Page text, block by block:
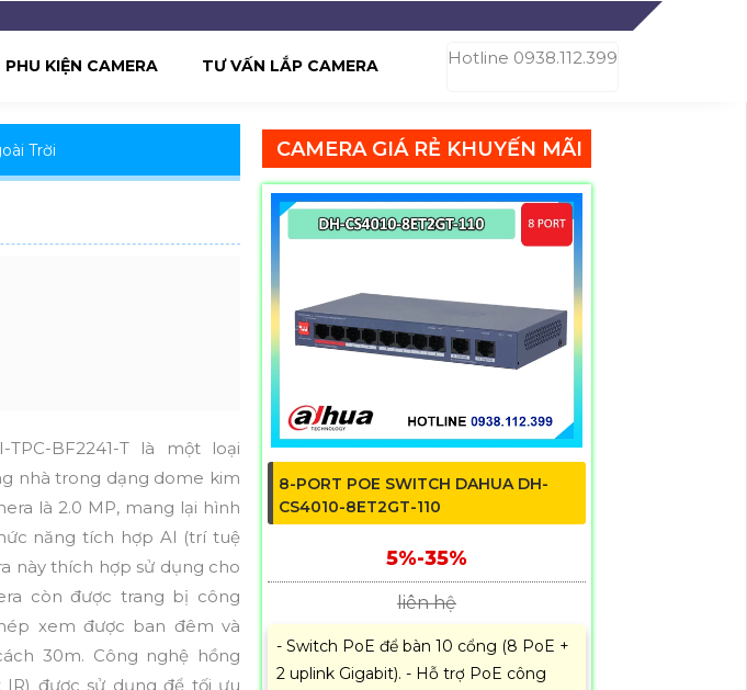
Hotline 0938.112.399
PHU KIỆN CAMERA TƯ VẤN LẮP CAMERA
Trời
BF2241-T là một loại
nhà trong dạng dome kim
là 2.0 MP, mang lại hình
năng tích hợp AI (trí tuệ
này thích hợp sử dụng cho
còn được trang bị công
xem được ban đêm và
30m. Công nghệ hồng
được sử dụng để tối ưu
CAMERA GIÁ RẺ KHUYẾN MÃI
8-PORT POE SWITCH DAHUA DH-
CS4010-8ET2GT-110
5%-35%
liên hệ
- Switch PoE để bàn 10 cổng (8 PoE +
2 uplink Gigabit). - Hỗ trợ PoE công